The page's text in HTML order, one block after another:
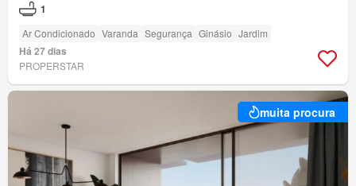
1
Ar Condicionado Varanda Segurança Ginásio Jardim
Há 27 dias
PROPERSTAR
muita procura